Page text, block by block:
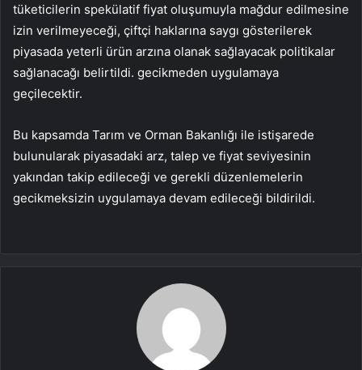
tüketicilerin spekülatif fiyat oluşumuyla mağdur edilmesine
izin verilmeyeceği, çiftçi haklarına saygı gösterilerek
piyasada yeterli ürün arzına olanak sağlayacak politikalar
sağlanacağı belirtildi. gecikmeden uygulamaya
geçilecektir.
Bu kapsamda Tarım ve Orman Bakanlığı ile istişarede
bulunularak piyasadaki arz, talep ve fiyat seviyesinin
yakından takip edileceği ve gerekli düzenlemelerin
gecikmeksizin uygulamaya devam edileceği bildirildi.